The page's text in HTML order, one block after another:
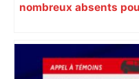
nombreux absents